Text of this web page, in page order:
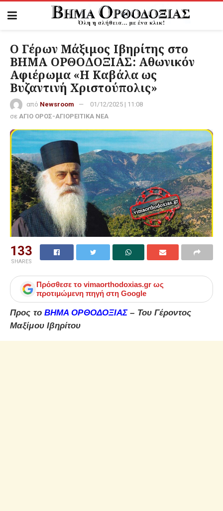
Ο Γέρων Μάξιμος Ιβηρίτης στο
ΒΗΜΑ ΟΡΘΟΔΟΞΙΑΣ: Αθωνικόν
Αφιέρωμα «Η Καβάλα ως
Βυζαντινή Χριστούπολις»
από Newsroom
01/12/2025 | 11:08
σε ΑΓΙΟ ΟΡΟΣ-ΑΓΙΟΡΕΙΤΙΚΑ ΝΕΑ
133
SHARES
Πρόσθεσε το vimaorthodoxias.gr ως
προτιμώμενη πηγή στη Google
Προς το ΒΗΜΑ ΟΡΘΟΔΟΞΙΑΣ– Του Γέροντος
Μαξίμου Ιβηρίτου